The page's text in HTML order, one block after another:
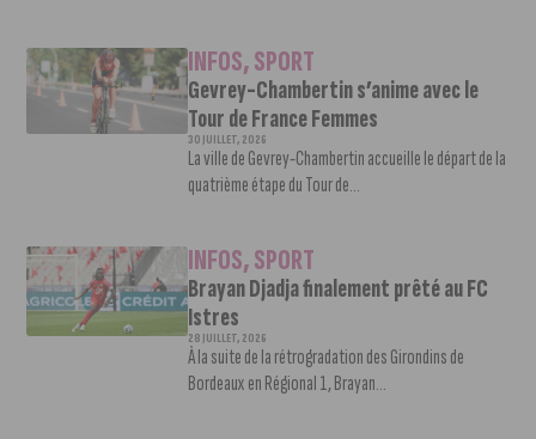
INFOS,SPORT
Gevrey-Chambertin s’anime avec le
Tour de France Femmes
30 JUILLET, 2026
La ville de Gevrey-Chambertin accueille le départ de la
quatrième étape du Tour de...
INFOS,SPORT
Brayan Djadja finalement prêté au FC
Istres
28 JUILLET, 2026
À la suite de la rétrogradation des Girondins de
Bordeaux en Régional 1, Brayan...